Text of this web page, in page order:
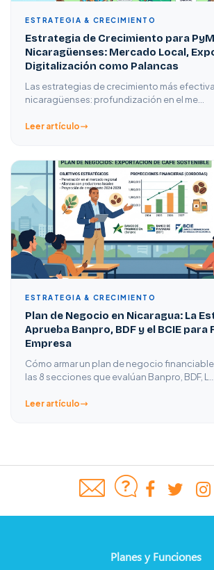
ESTRATEGIA & CRECIMIENTO
Estrategia de Crecimiento para
Nicaragüenses: Mercado Local,
Digitalización como Palancas
Las estrategias de crecimiento más
nicaragüenses: profundización en el me…
Leer artículo
ESTRATEGIA & CRECIMIENTO
Plan de Negocio en Nicaragua: La
Aprueba Banpro, BDF y el BCIE para
Empresa
Cómo armar un plan de negocio
las 8 secciones que evalúan Banpro, BDF, L…
Leer artículo
Planes y Funciones